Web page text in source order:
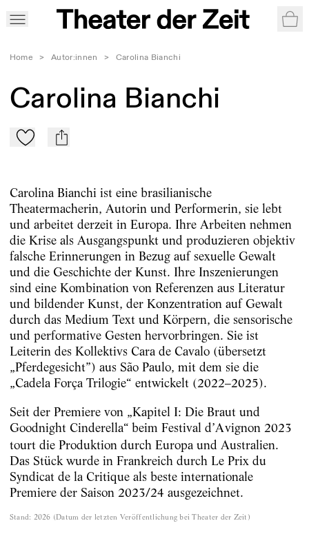
Home > Autor:innen > Carolina Bianchi
Carolina Bianchi
Zu Mein-TdZ hinzufügen
mail
Carolina Bianchi ist eine brasilianische
Theatermacherin, Autorin und Performerin, sie lebt
und arbeitet derzeit in Europa. Ihre Arbeiten nehmen
die Krise als Ausgangspunkt und produzieren objektiv
falsche Erinnerungen in Bezug auf sexuelle Gewalt
und die Geschichte der Kunst. Ihre Inszenierungen
sind eine Kombination von Referenzen aus Literatur
und bildender Kunst, der Konzentration auf Gewalt
durch das Medium Text und Körpern, die sensorische
und performative Gesten hervorbringen. Sie ist
Leiterin des Kollektivs Cara de Cavalo (übersetzt
„Pferdegesicht”) aus São Paulo, mit dem sie die
„Cadela Força Trilogie“ entwickelt (2022–2025).
Seit der Premiere von „Kapitel I: Die Braut und
Goodnight Cinderella“ beim Festival d’Avignon 2023
tourt die Produktion durch Europa und Australien.
Das Stück wurde in Frankreich durch Le Prix du
Syndicat de la Critique als beste internationale
Premiere der Saison 2023/24 ausgezeichnet.
Stand: 2026 (Datum der letzten Veröffentlichung bei Theater der Zeit )